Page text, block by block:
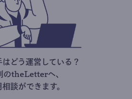
どう運営している？
のtheLetterへ、
相談ができます。